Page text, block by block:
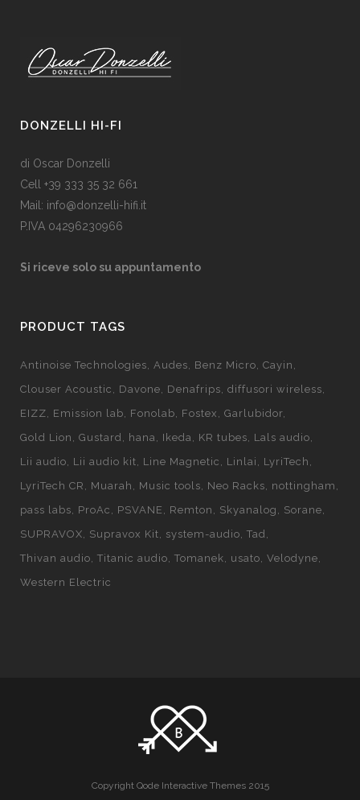
DONZELLI HI-FI
di Oscar Donzelli
Cell +39 333 35 32 661
Mail: info@donzelli-hifi.it
P.IVA 04296230966
Si riceve solo su appuntamento
PRODUCT TAGS
Antinoise Technologies Audes Benz Micro Cayin
Clouser Acoustic
Davone Denafrips diffusori wireless
EIZZ
Emission lab Fonolab Fostex
Garlubidor
Gold Lion
Gustard hana Ikeda KR tubes
Lals audio
Lii audio
Lii audio kit Line Magnetic Linlai
LyriTech
LyriTech CR
Muarah Music tools Neo Racks
nottingham
pass labs
ProAc PSVANE Remton Skyanalog
Sorane
SUPRAVOX
Supravox Kit system-audio Tad
Thivan audio Titanic audio Tomanek usato Velodyne
Western Electric
Copyright Qode Interactive Themes 2015